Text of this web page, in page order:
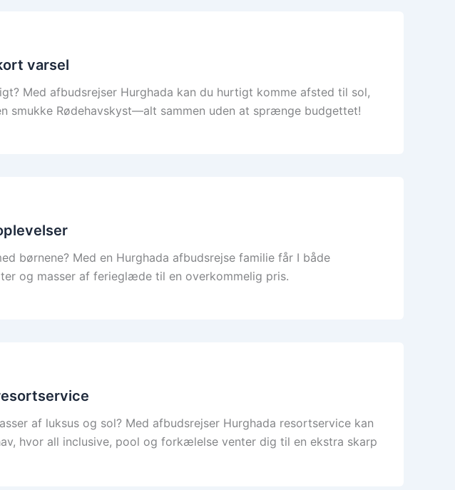
varsel
Med afbudsrejser Hurghada kan du hurtigt komme afsted til sol,
smukke Rødehavskyst—alt sammen uden at sprænge budgettet!
børnene? Med en Hurghada afbudsrejse familie får I både
og masser af ferieglæde til en overkommelig pris.
af luksus og sol? Med afbudsrejser Hurghada resortservice kan
hvor all inclusive, pool og forkælelse venter dig til en ekstra skarp